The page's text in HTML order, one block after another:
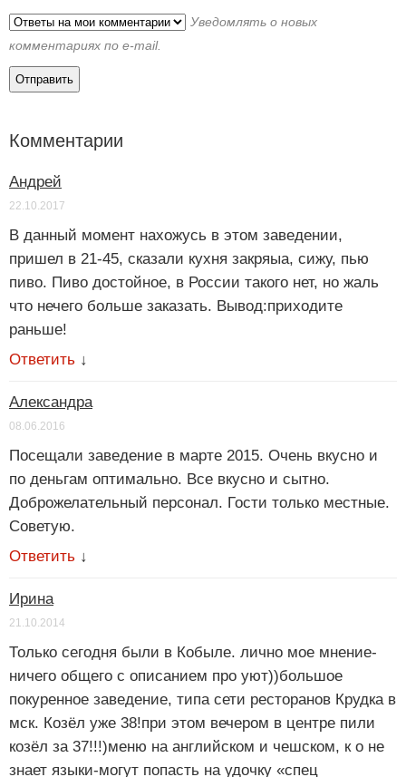
Уведомлять о новых
комментариях по e-mail.
Комментарии
Андрей
22.10.2017
В данный момент нахожусь в этом заведении,
пришел в 21-45, сказали кухня закряыа, сижу, пью
пиво. Пиво достойное, в России такого нет, но жаль
что нечего больше заказать. Вывод:приходите
раньше!
Ответить ↓
Александра
08.06.2016
Посещали заведение в марте 2015. Очень вкусно и
по деньгам оптимально. Все вкусно и сытно.
Доброжелательный персонал. Гости только местные.
Советую.
Ответить ↓
Ирина
21.10.2014
Только сегодня были в Кобыле. лично мое мнение-
ничего общего с описанием про уют))большое
покуренное заведение, типа сети ресторанов Крудка в
мск. Козёл уже 38!при этом вечером в центре пили
козёл за 37!!!)меню на английском и чешском, к о не
знает языки-могут попасть на удочку «спец